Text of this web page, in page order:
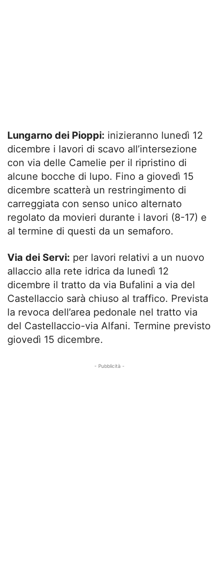
Lungarno dei Pioppi: inizieranno lunedì 12
dicembre i lavori di scavo all’intersezione
con via delle Camelie per il ripristino di
alcune bocche di lupo. Fino a giovedì 15
dicembre scatterà un restringimento di
carreggiata con senso unico alternato
regolato da movieri durante i lavori (8-17) e
al termine di questi da un semaforo.
Via dei Servi: per lavori relativi a un nuovo
allaccio alla rete idrica da lunedì 12
dicembre il tratto da via Bufalini a via del
Castellaccio sarà chiuso al traffico. Prevista
la revoca dell’area pedonale nel tratto via
del Castellaccio-via Alfani. Termine previsto
giovedì 15 dicembre.
- Pubblicità -